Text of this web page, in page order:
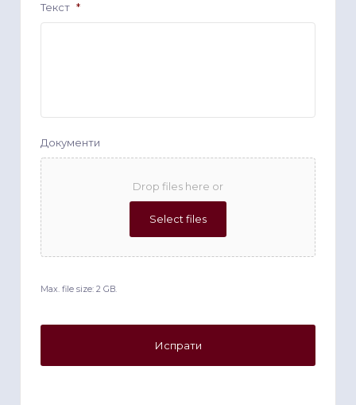
Текст *
Документи
Drop files here or
Select files
Max. file size: 2 GB.